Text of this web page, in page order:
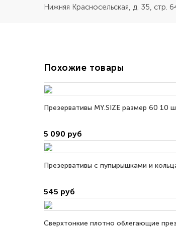
Нижняя Красносельская, д. 35,
Похожие товары
Презервативы MY.SIZE размер 60 10
5 090 руб
Презервативы с пупырышками и
545 руб
Сверхтонкие плотно облегающие